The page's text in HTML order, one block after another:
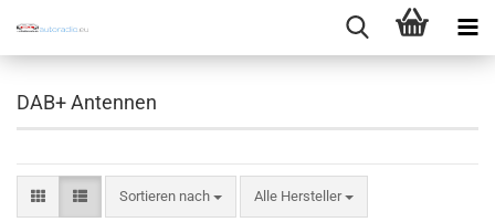
DAB+ Antennen
Sortieren nach
Sortieren nach Alle Hersteller